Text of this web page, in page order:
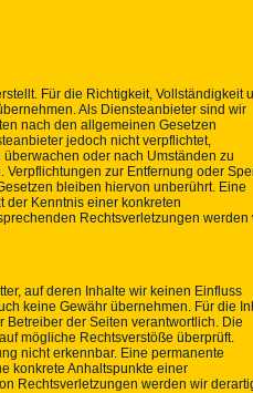
Für die Richtigkeit, Vollständigkeit
Als Diensteanbieter sind wir
nach den allgemeinen Gesetzen
jedoch nicht verpflichtet,
oder nach Umständen zu
zur Entfernung oder
bleiben hiervon unberührt. Eine
der Kenntnis einer konkreten
Rechtsverletzungen werden
auf deren Inhalte wir keinen Einfluss
keine Gewähr übernehmen. Für die
der Seiten verantwortlich. Die
mögliche Rechtsverstöße überprüft.
nicht erkennbar. Eine permanente
konkrete Anhaltspunkte einer
Rechtsverletzungen werden wir